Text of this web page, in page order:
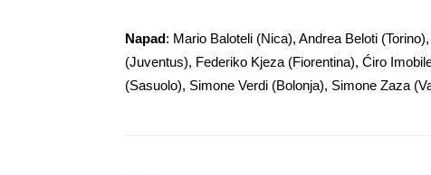
Napad: Mario Baloteli (Nica), Andrea Beloti
(Juventus), Federiko Kjeza (Fiorentina), Ćiro
(Sasuolo), Simone Verdi (Bolonja), Simone Zaza